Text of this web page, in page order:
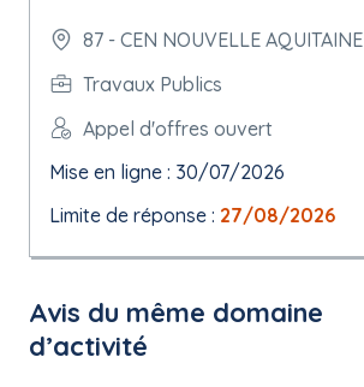
87 - CEN NOUVELLE AQUITAINE
Travaux Publics
Appel d'offres ouvert
Mise en ligne : 30/07/2026
Limite de réponse : 27/08/2026
Avis du même domaine
d’activité